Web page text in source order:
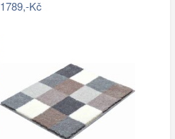
1789,-Kč